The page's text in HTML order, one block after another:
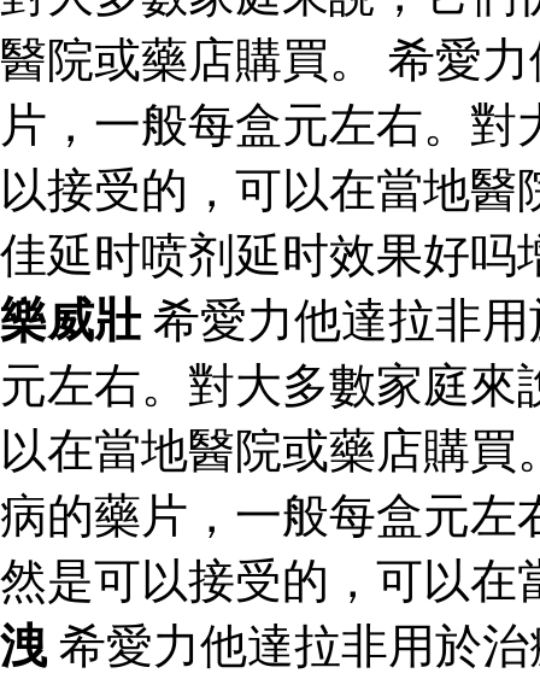
醫院或藥店購買。 希愛
片，一般每盒元左右。
以接受的，可以在當地醫
佳延时喷剂延时效果好吗
樂威壯希愛力他達拉非
元左右。對大多數家庭
以在當地醫院或藥店購
病的藥片，一般每盒元左
然是可以接受的，可以
洩 希愛力他達拉非用於